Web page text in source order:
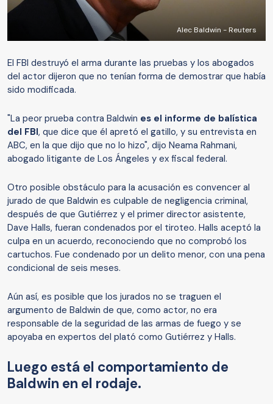
Alec Baldwin - Reuters
El FBI destruyó el arma durante las pruebas y los abogados
del actor dijeron que no tenían forma de demostrar que había
sido modificada.
"La peor prueba contra Baldwin es el informe de balística
del FBI, que dice que él apretó el gatillo, y su entrevista en
ABC, en la que dijo que no lo hizo", dijo Neama Rahmani,
abogado litigante de Los Ángeles y ex fiscal federal.
Otro posible obstáculo para la acusación es convencer al
jurado de que Baldwin es culpable de negligencia criminal,
después de que Gutiérrez y el primer director asistente,
Dave Halls, fueran condenados por el tiroteo. Halls aceptó la
culpa en un acuerdo, reconociendo que no comprobó los
cartuchos. Fue condenado por un delito menor, con una pena
condicional de seis meses.
Aún así, es posible que los jurados no se traguen el
argumento de Baldwin de que, como actor, no era
responsable de la seguridad de las armas de fuego y se
apoyaba en expertos del plató como Gutiérrez y Halls.
Luego está el comportamiento de
Baldwin en el rodaje.